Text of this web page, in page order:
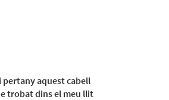
pertany aquest cabell
trobat dins el meu llit